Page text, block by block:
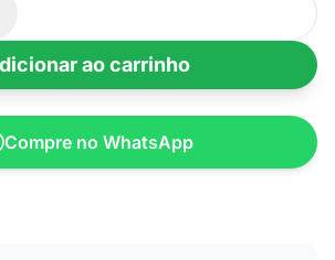
ao carrinho
Compre no WhatsApp